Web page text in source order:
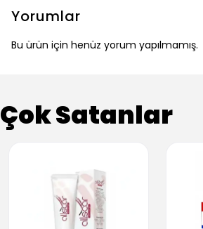
Yorumlar
Bu ürün için henüz yorum yapılmamış.
Çok Satanlar